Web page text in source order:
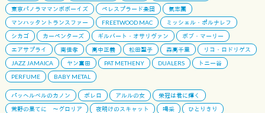
東京パノラママンボボーイズ
ペレスプラード楽団
氣志團
マンハッタントランスファー
FREETWOOD MAC
ミッシェル・ポルナレフ
シカゴ
カーペンターズ ギルバート・オサリヴァン
ボブ・マーリー
エアサプライ
南佳孝 高中正義 松田聖子 森高千里
リコ・ロドリゲス
JAZZ JAMAICA
ヤン富田 PAT METHENY DUALERS
トニー谷
PERFUME
BABY METAL
パッヘルベルのカノン ボレロ アルルの女
栄冠は君に輝く
荒野の果てに 〜グロリア
夜明けのスキャット 喝采
ひとりきり